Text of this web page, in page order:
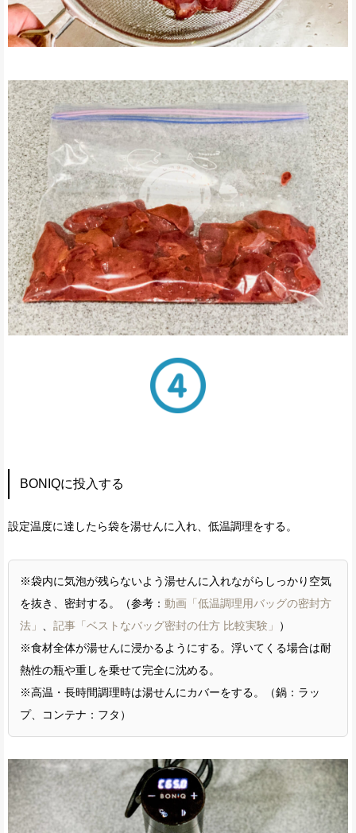
BONIQに投入する
設定温度に達したら袋を湯せんに入れ、低温調理をする。
※袋内に気泡が残らないよう湯せんに入れながらしっかり空気
を抜き、密封する。（参考： 動画「低温調理用バッグの密封方
法」 、 記事「ベストなバッグ密封の仕方 比較実験」
）
※食材全体が湯せんに浸かるようにする。浮いてくる場合は耐
熱性の瓶や重しを乗せて完全に沈める。
※高温・長時間調理時は湯せんにカバーをする。（鍋：ラッ
プ、コンテナ：フタ）